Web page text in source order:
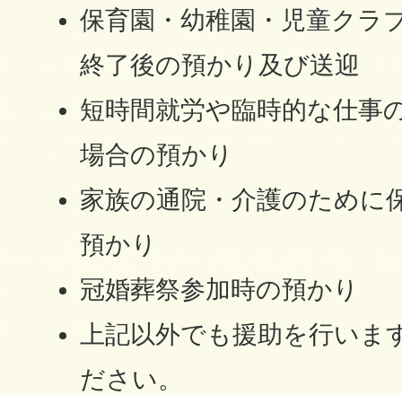
保育園・幼稚園・児童クラ
終了後の預かり及び送迎
短時間就労や臨時的な仕事
場合の預かり
家族の通院・介護のために
預かり
冠婚葬祭参加時の預かり
上記以外でも援助を行いま
ださい。